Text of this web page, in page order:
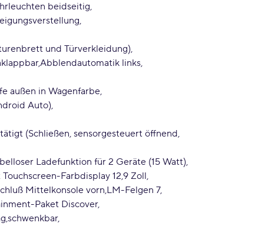
beidseitig
und Türverkleidung)
Abblendautomatik links
außen in Wagenfarbe
Auto)
(Schließen, sensorgesteuert öffnend,
Ladefunktion für 2 Geräte (15 Watt)
Farbdisplay 12 9 Zoll
Mittelkonsole vorn LM-Felgen 7
Paket Discover
schwenkbar